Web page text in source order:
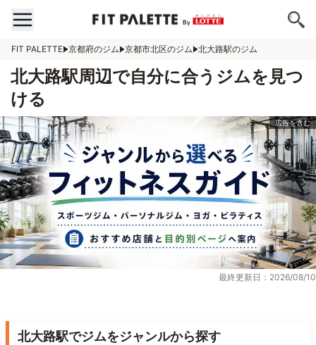
FIT PALETTE 京都府のジム 京都市北区のジム 北大路駅のジム
北大路駅周辺で自分に合うジムを見つ
ける
最終更新日：2026/08/10
北大路駅でジムをジャンルから探す